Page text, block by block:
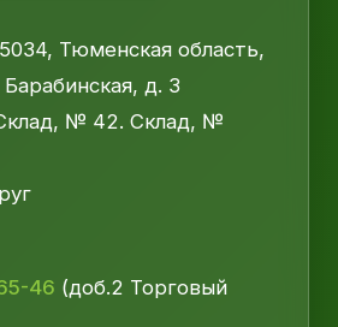
Тюменская область,
д. 3
№ 42. Склад, №
46 (доб.2 Торговый